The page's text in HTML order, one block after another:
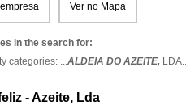
Ver no Mapa
in the search for:
categories: ...ALDEIA DO AZEITE, LDA
- Azeite, Lda